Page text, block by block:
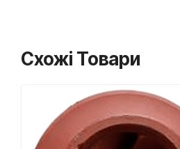
Схожі Товари